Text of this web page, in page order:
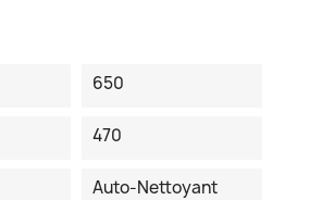
650
470
Auto-Nettoyant